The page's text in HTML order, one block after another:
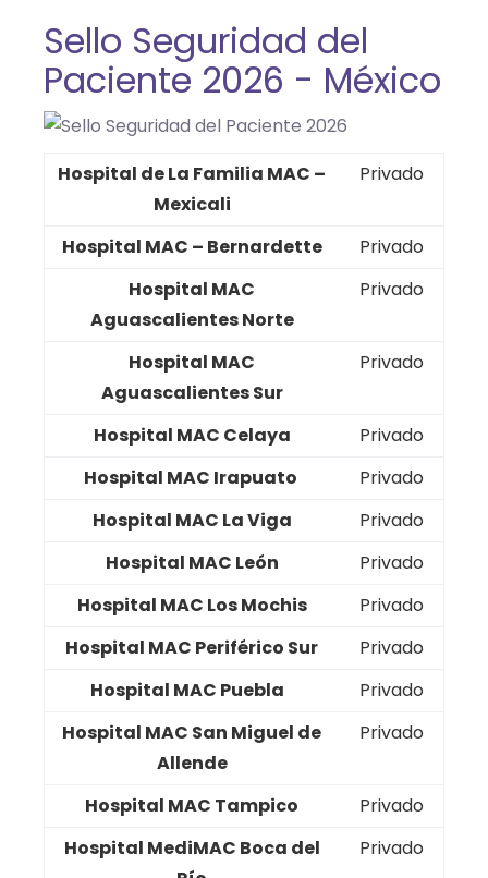
Sello Seguridad del
Paciente 2026 - México
Hospital de La Familia MAC –
Mexicali
Privado
Hospital MAC – Bernardette
Privado
Hospital MAC
Aguascalientes Norte
Privado
Hospital MAC
Aguascalientes Sur
Privado
Hospital MAC Celaya
Privado
Hospital MAC Irapuato
Privado
Hospital MAC La Viga
Privado
Hospital MAC León
Privado
Hospital MAC Los Mochis
Privado
Hospital MAC Periférico Sur
Privado
Hospital MAC Puebla
Privado
Hospital MAC San Miguel de
Allende
Privado
Hospital MAC Tampico
Privado
Hospital MediMAC Boca del
Privado